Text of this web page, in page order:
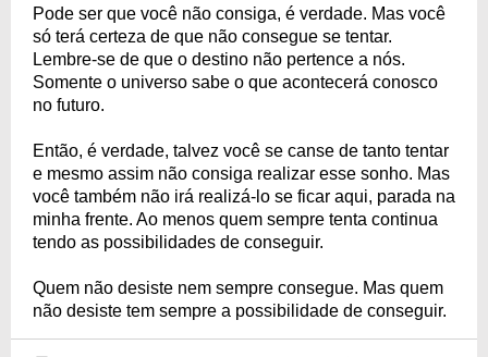
Pode ser que você não consiga, é verdade. Mas você
só terá certeza de que não consegue se tentar.
Lembre-se de que o destino não pertence a nós.
Somente o universo sabe o que acontecerá conosco
no futuro.
Então, é verdade, talvez você se canse de tanto tentar
e mesmo assim não consiga realizar esse sonho. Mas
você também não irá realizá-lo se ficar aqui, parada na
minha frente. Ao menos quem sempre tenta continua
tendo as possibilidades de conseguir.
Quem não desiste nem sempre consegue. Mas quem
não desiste tem sempre a possibilidade de conseguir.